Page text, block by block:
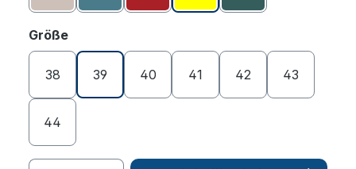
Größeauswählen
38 39 40 41 42 43
44